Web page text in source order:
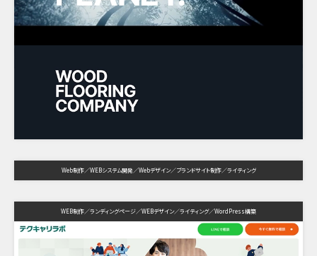
Web制作 WEBシステム開発 Webデザイン ブランドサイト制作 ライティング
WEB制作 ランディングページ WEBデザイン ライティング WordPress構築